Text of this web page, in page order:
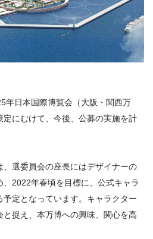
年日本国際博覧会（大阪・関西万
にむけて、今後、公募の実施を計
選委員会の座長にはデザイナーの
2022年春頃を目標に、公式キャラ
定となっています。キャラクター
捉え、本万博への興味、関心を高